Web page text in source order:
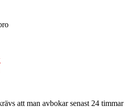
att man avbokar senast 24 timmar